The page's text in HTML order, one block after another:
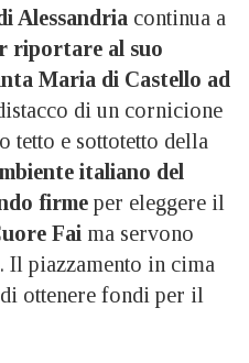
Alessandria continua a
riportare al suo
Maria di Castello ad
di un cornicione
tetto e sottotetto della
italiano del
firme per eleggere il
Fai ma servono
. Il piazzamento in cima
ottenere fondi per il